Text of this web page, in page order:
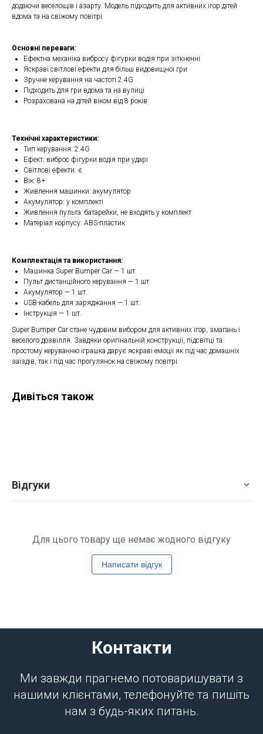
додаючи веселощів і азарту. Модель підходить для активних ігор дітей
вдома та на свіжому повітрі.
Основні переваги:
Ефектна механіка вибросу фігурки водія при зіткненні
Яскраві світлові ефекти для більш видовищної гри
Зручне керування на частоті 2.4G
Підходить для гри вдома та на вулиці
Розрахована на дітей віком від 8 років
Технічні характеристики:
Тип керування: 2.4G
Ефект: виброс фігурки водія при ударі
Світлові ефекти: є
Вік: 8+
Живлення машинки: акумулятор
Акумулятор: у комплекті
Живлення пульта: батарейки, не входять у комплект
Матеріал корпусу: ABS-пластик
Комплектація та використання:
Машинка Super Bumper Car — 1 шт.
Пульт дистанційного керування — 1 шт.
Акумулятор — 1 шт.
USB-кабель для заряджання — 1 шт.
Інструкція — 1 шт.
Super Bumper Car стане чудовим вибором для активних ігор, змагань і
веселого дозвілля. Завдяки оригінальній конструкції, підсвітці та
простому керуванню іграшка дарує яскраві емоції як під час домашніх
заїздів, так і під час прогулянок на свіжому повітрі.
Дивіться також
Відгуки
Для цього товару ще немає жодного відгуку
Написати відгук
Контакти
Ми завжди прагнемо потоваришувати з
нашими клієнтами, телефонуйте та пишіть
нам з будь-яких питань.